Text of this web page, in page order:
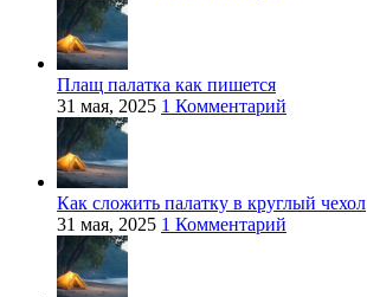
Плащ палатка как пишется
31 мая, 2025 1 Комментарий
Как сложить палатку в круглый чехол
31 мая, 2025 1 Комментарий